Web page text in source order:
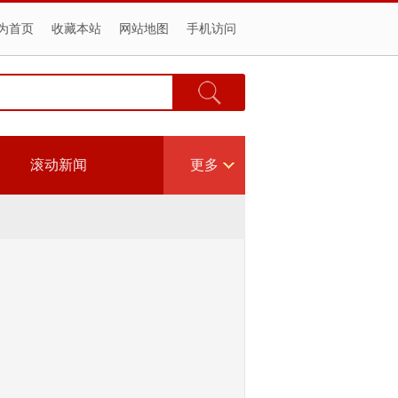
首页 收藏本站 网站地图 手机访问
滚动新闻 更多